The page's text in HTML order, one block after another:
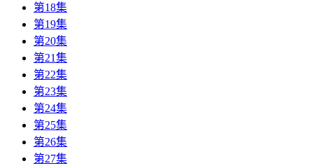
第18集
第19集
第20集
第21集
第22集
第23集
第24集
第25集
第26集
第27集